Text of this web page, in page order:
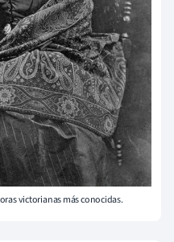
victorianas más conocidas.